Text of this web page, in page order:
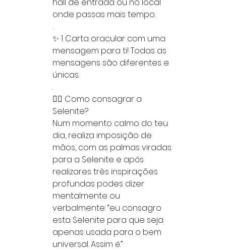
hall de entrada ou no local
onde passas mais tempo.
.
✨ 1 Carta oracular com uma
mensagem para ti! Todas as
mensagens são diferentes e
únicas.
.
👉🏻 Como consagrar a
Selenite?
Num momento calmo do teu
dia, realiza imposição de
mãos, com as palmas viradas
para a Selenite e após
realizares três inspirações
profundas podes dizer
mentalmente ou
verbalmente: “eu consagro
esta Selenite para que seja
apenas usada para o bem
universal. Assim é.”